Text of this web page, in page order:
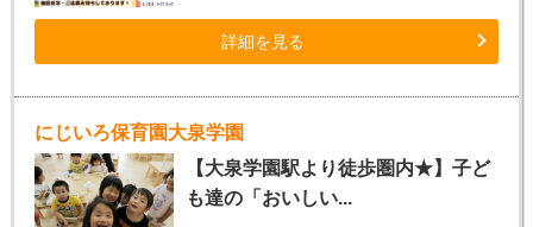
詳細を見る
にじいろ保育園大泉学園
【大泉学園駅より徒歩圏内★】子ど
も達の「おいしい...